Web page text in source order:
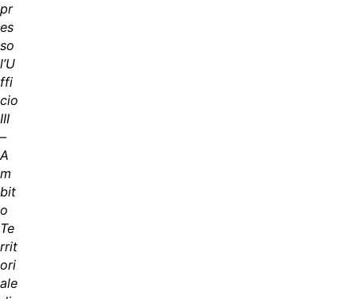
pr
es
so
l’U
ffi
cio
III
–
A
m
bit
o
Te
rrit
ori
ale